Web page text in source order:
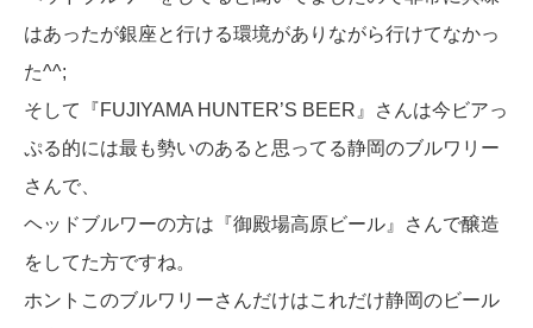
はあったが銀座と行ける環境がありながら行けてなかっ
た^^;
そして『FUJIYAMA HUNTER’S BEER』さんは今ビアっ
ぷる的には最も勢いのあると思ってる静岡のブルワリー
さんで、
ヘッドブルワーの方は『御殿場高原ビール』さんで醸造
をしてた方ですね。
ホントこのブルワリーさんだけはこれだけ静岡のビール